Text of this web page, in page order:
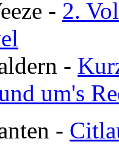
- 2.
-
um's
-